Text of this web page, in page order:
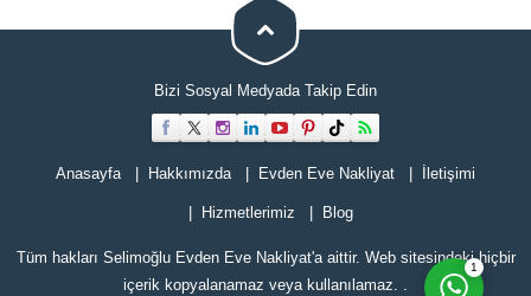
Bizi Sosyal Medyada Takip Edin
Anasayfa Hakkımızda Evden Eve Nakliyat İletişimi
Hizmetlerimiz Blog
Tüm hakları Selimoğlu Evden Eve Nakliyat'a aittir. Web sitesindeki hiçbir
içerik kopyalanamaz veya kullanılamaz. .
Cevap Yaz
1